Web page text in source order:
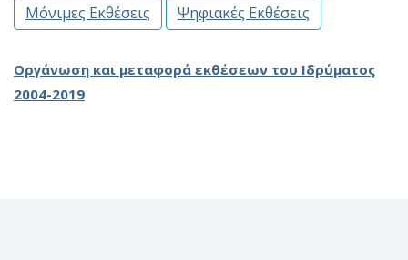
Μόνιμες Εκθέσεις
Ψηφιακές Εκθέσεις
Οργάνωση και μεταφορά εκθέσεων του Ιδρύματος
2004-2019